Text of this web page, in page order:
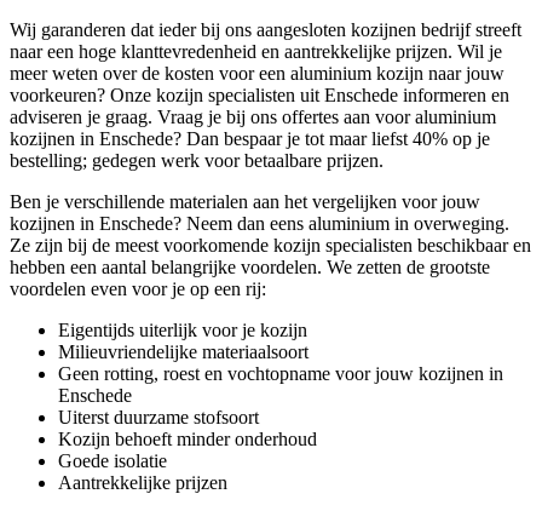
Wij garanderen dat ieder bij ons aangesloten kozijnen bedrijf streeft
naar een hoge klanttevredenheid en aantrekkelijke prijzen. Wil je
meer weten over de kosten voor een aluminium kozijn naar jouw
voorkeuren? Onze kozijn specialisten uit Enschede informeren en
adviseren je graag. Vraag je bij ons offertes aan voor aluminium
kozijnen in Enschede? Dan bespaar je tot maar liefst 40% op je
bestelling; gedegen werk voor betaalbare prijzen.
Ben je verschillende materialen aan het vergelijken voor jouw
kozijnen in Enschede? Neem dan eens aluminium in overweging.
Ze zijn bij de meest voorkomende kozijn specialisten beschikbaar en
hebben een aantal belangrijke voordelen. We zetten de grootste
voordelen even voor je op een rij:
Eigentijds uiterlijk voor je kozijn
Milieuvriendelijke materiaalsoort
Geen rotting, roest en vochtopname voor jouw kozijnen in
Enschede
Uiterst duurzame stofsoort
Kozijn behoeft minder onderhoud
Goede isolatie
Aantrekkelijke prijzen